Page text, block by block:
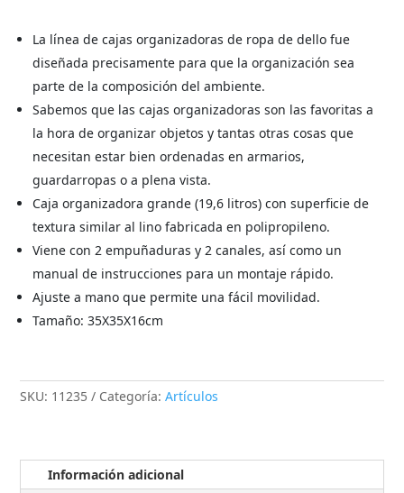
La línea de cajas organizadoras de ropa de dello fue
diseñada precisamente para que la organización sea
parte de la composición del ambiente.
Sabemos que las cajas organizadoras son las favoritas a
la hora de organizar objetos y tantas otras cosas que
necesitan estar bien ordenadas en armarios,
guardarropas o a plena vista.
Caja organizadora grande (19,6 litros) con superficie de
textura similar al lino fabricada en polipropileno.
Viene con 2 empuñaduras y 2 canales, así como un
manual de instrucciones para un montaje rápido.
Ajuste a mano que permite una fácil movilidad.
Tamaño: 35X35X16cm
SKU: 11235 Categoría:Artículos
Información adicional